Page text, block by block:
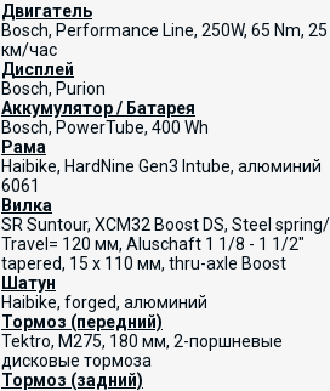
Двигатель
Bosch, Performance Line, 250W, 65 Nm, 25
км/час
Дисплей
Bosch, Purion
Аккумулятор / Батарея
Bosch, PowerTube, 400 Wh
Рама
Haibike, HardNine Gen3 Intube, алюминий
6061
Вилка
SR Suntour, XCM32 Boost DS, Steel
Travel= 120 мм, Aluschaft 1 1/8 - 1 1/2"
tapered, 15 x 110 мм, thru-axle Boost
Шатун
Haibike, forged, алюминий
Тормоз (передний)
Tektro, M275, 180 мм, 2-поршневые
дисковые тормоза
Тормоз (задний)